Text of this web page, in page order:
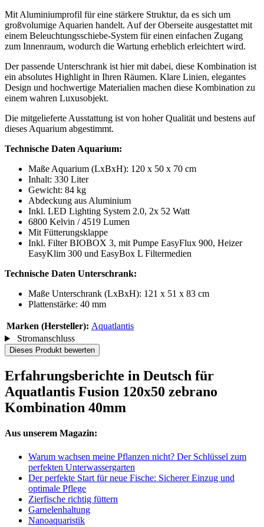
Mit Aluminiumprofil für eine stärkere Struktur, da es sich um
großvolumige Aquarien handelt. Auf der Oberseite ausgestattet mit
einem Beleuchtungsschiebe-System für einen einfachen Zugang
zum Innenraum, wodurch die Wartung erheblich erleichtert wird.
Der passende Unterschrank ist hier mit dabei, diese Kombination ist
ein absolutes Highlight in Ihren Räumen. Klare Linien, elegantes
Design und hochwertige Materialien machen diese Kombination zu
einem wahren Luxusobjekt.
Die mitgelieferte Ausstattung ist von hoher Qualität und bestens auf
dieses Aquarium abgestimmt.
Technische Daten Aquarium:
Maße Aquarium (LxBxH): 120 x 50 x 70 cm
Inhalt: 330 Liter
Gewicht: 84 kg
Abdeckung aus Aluminium
Inkl. LED Lighting System 2.0, 2x 52 Watt
6800 Kelvin / 4519 Lumen
Mit Fütterungsklappe
Inkl. Filter BIOBOX 3, mit Pumpe EasyFlux 900, Heizer
EasyKlim 300 und EasyBox L Filtermedien
Technische Daten Unterschrank:
Maße Unterschrank (LxBxH): 121 x 51 x 83 cm
Plattenstärke: 40 mm
Marken (Hersteller): Aquatlantis
Stromanschluss
Dieses Produkt bewerten
Erfahrungsberichte in Deutsch für
Aquatlantis Fusion 120x50 zebrano
Kombination 40mm
Aus unserem Magazin:
Warum wachsen meine Pflanzen nicht? Der Schlüssel zum
perfekten Unterwassergarten
Der perfekte Start für neue Fische: Sicherer Einzug und
optimale Pflege
Zierfische richtig füttern
Garnelenhaltung
Nanoaquaristik